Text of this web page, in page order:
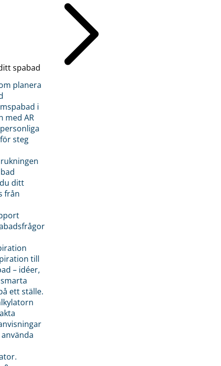
spabad
planera
i
med AR
steg
ditt
från
till
– idéer,
ett ställe.